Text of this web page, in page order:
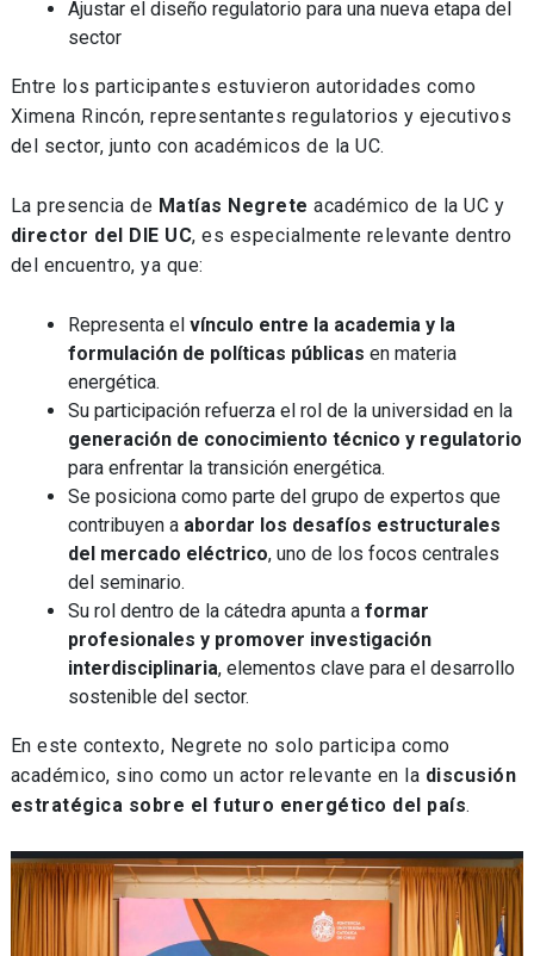
Ajustar el diseño regulatorio para una nueva etapa del
sector
Entre los participantes estuvieron autoridades como
Ximena Rincón, representantes regulatorios y ejecutivos
del sector, junto con académicos de la UC.
La presencia de Matías Negrete académico de la UC y
director del DIE UC, es especialmente relevante dentro
del encuentro, ya que:
Representa el vínculo entre la academia y la
formulación de políticas públicas en materia
energética.
Su participación refuerza el rol de la universidad en la
generación de conocimiento técnico y regulatorio
para enfrentar la transición energética.
Se posiciona como parte del grupo de expertos que
contribuyen a abordar los desafíos estructurales
del mercado eléctrico, uno de los focos centrales
del seminario.
Su rol dentro de la cátedra apunta a formar
profesionales y promover investigación
interdisciplinaria, elementos clave para el desarrollo
sostenible del sector.
En este contexto, Negrete no solo participa como
académico, sino como un actor relevante en la discusión
estratégica sobre el futuro energético del país.